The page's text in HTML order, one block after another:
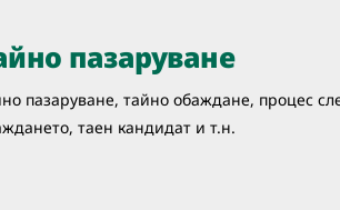
пазаруване
пазаруване, тайно обаждане, процес
таен кандидат и т.н.